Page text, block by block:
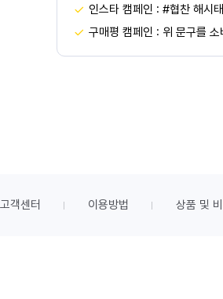
인스타 캠페인 : #협찬 해시
구매평 캠페인 : 위 문구를
고객센터 이용방법 상품 및